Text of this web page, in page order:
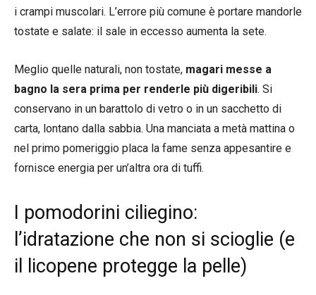
i crampi muscolari. L’errore più comune è portare mandorle
tostate e salate: il sale in eccesso aumenta la sete.
Meglio quelle naturali, non tostate, magari messe a
bagno la sera prima per renderle più digeribili. Si
conservano in un barattolo di vetro o in un sacchetto di
carta, lontano dalla sabbia. Una manciata a metà mattina o
nel primo pomeriggio placa la fame senza appesantire e
fornisce energia per un’altra ora di tuffi.
I pomodorini ciliegino:
l’idratazione che non si scioglie (e
il licopene protegge la pelle)